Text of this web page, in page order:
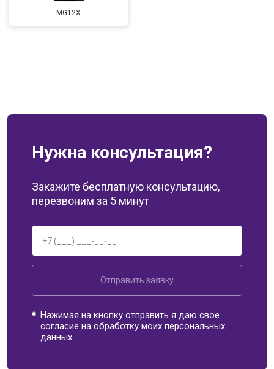
MG12X
Нужна консультация?
Закажите бесплатную консультацию,
перезвоним за 5 минут
Отправить заявку
Нажимая на кнопку отправить я даю свое
согласие на обработку моихперсональных
данных.